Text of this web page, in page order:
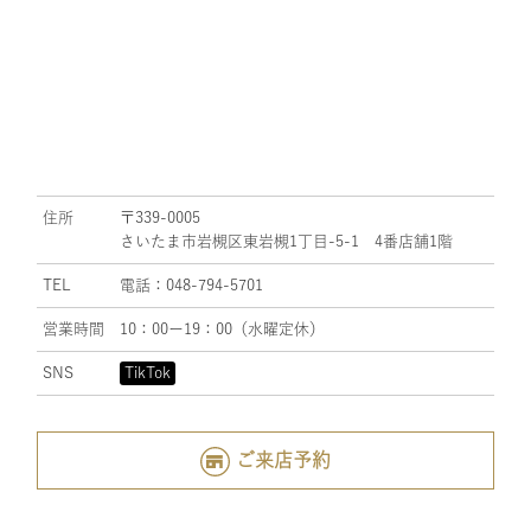
住所
〒339-0005
さいたま市岩槻区東岩槻1丁目-5-1 4番店舗1階
TEL 電話：048-794-5701
営業時間 10：00ー19：00（水曜定休）
SNS TikTok
ご来店予約